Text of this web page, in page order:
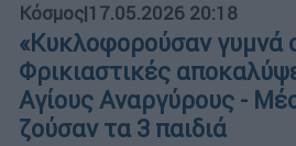
Κόσμος|17.05.2026 20:18
«Κυκλοφορούσαν γυμνά
Φρικιαστικές
Αγίους Αναργύρους -
ζούσαν τα 3 παιδιά